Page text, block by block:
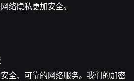
络隐私更加安全。
全、可靠的网络服务。我们的加密